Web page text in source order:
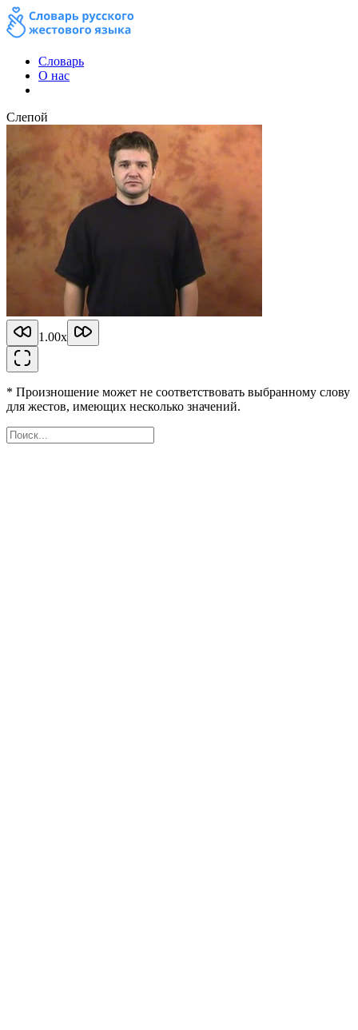
Словарь
О нас
Слепой
1.00x
* Произношение может не соответствовать выбранному слову
для жестов, имеющих несколько значений.